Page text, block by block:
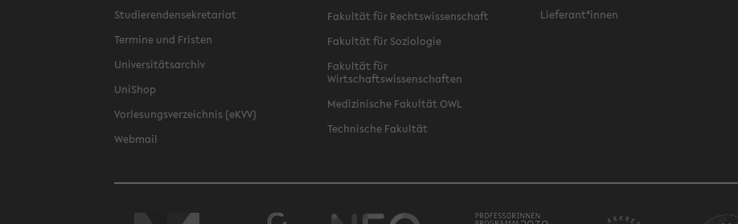
Studierendensekretariat
Termine und Fristen
Universitätsarchiv
UniShop
Vorlesungsverzeichnis (eKVV)
Webmail
Fakultät für Rechtswissenschaft
Fakultät für Soziologie
Fakultät für
Wirtschaftswissenschaften
Medizinische Fakultät OWL
Technische Fakultät
Lieferant*innen